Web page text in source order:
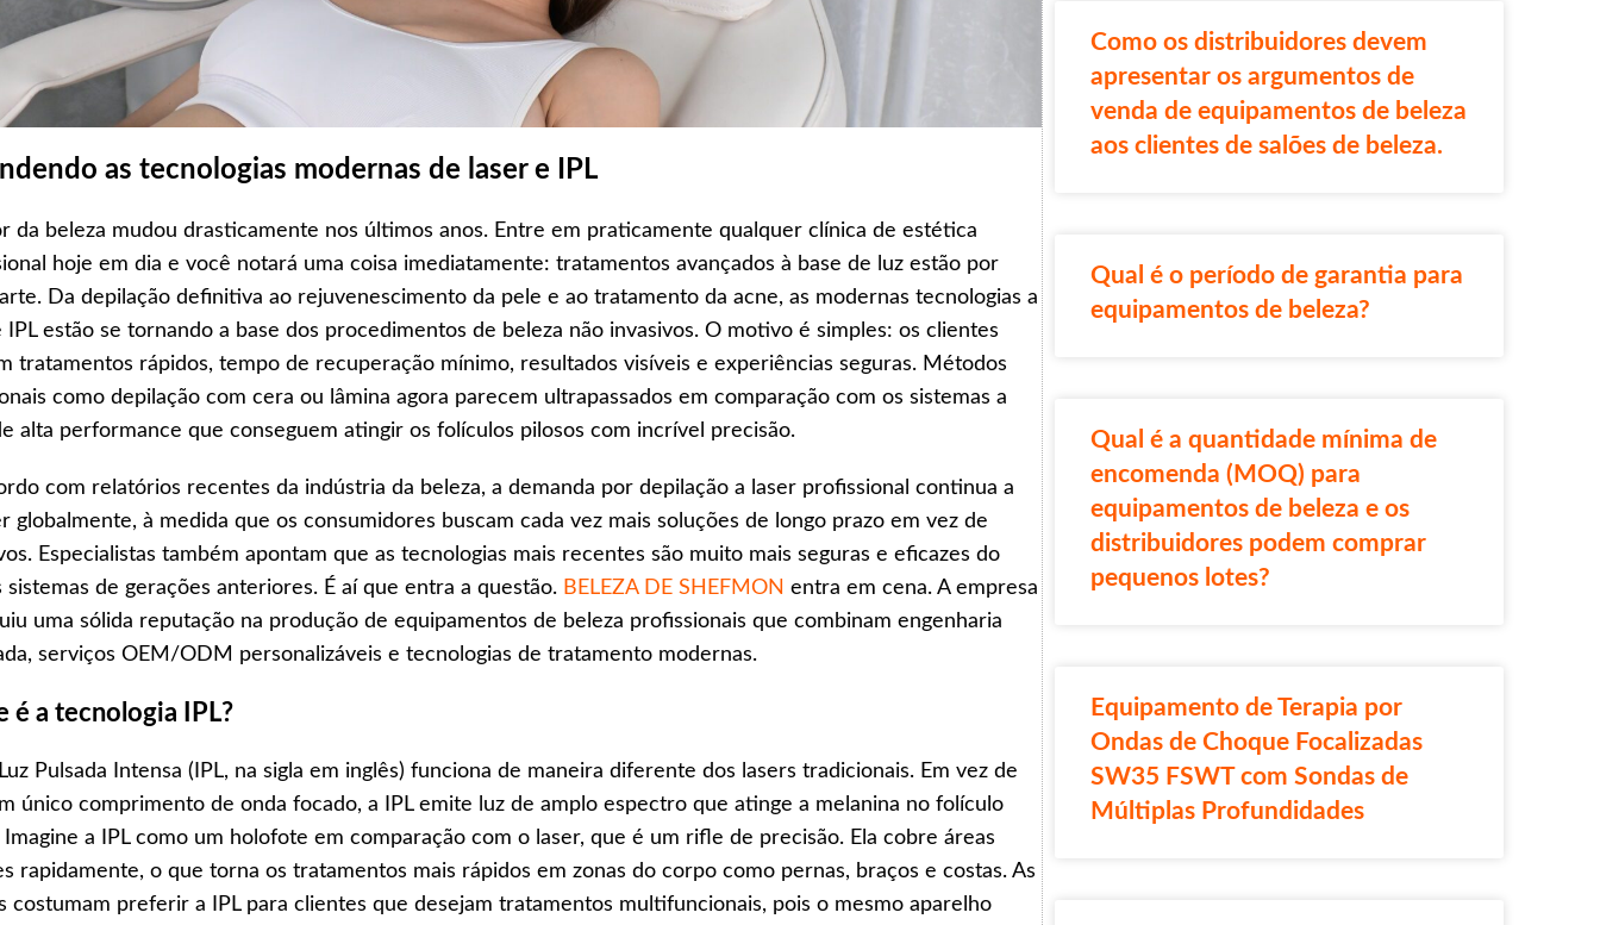
as tecnologias modernas de laser e IPL
da beleza mudou drasticamente nos últimos anos. Entre em praticamente qualquer clínica de estética
hoje em dia e você notará uma coisa imediatamente: tratamentos avançados à base de luz estão por
Da depilação definitiva ao rejuvenescimento da pele e ao tratamento da acne, as modernas tecnologias a
IPL estão se tornando a base dos procedimentos de beleza não invasivos. O motivo é simples: os clientes
tratamentos rápidos, tempo de recuperação mínimo, resultados visíveis e experiências seguras. Métodos
como depilação com cera ou lâmina agora parecem ultrapassados em comparação com os sistemas a
alta performance que conseguem atingir os folículos pilosos com incrível precisão.
com relatórios recentes da indústria da beleza, a demanda por depilação a laser profissional continua a
globalmente, à medida que os consumidores buscam cada vez mais soluções de longo prazo em vez de
Especialistas também apontam que as tecnologias mais recentes são muito mais seguras e eficazes do
sistemas de gerações anteriores. É aí que entra a questão. BELEZA DE SHEFMON entra em cena. A empresa
uma sólida reputação na produção de equipamentos de beleza profissionais que combinam engenharia
serviços OEM/ODM personalizáveis e tecnologias de tratamento modernas.
é a tecnologia IPL?
Pulsada Intensa (IPL, na sigla em inglês) funciona de maneira diferente dos lasers tradicionais. Em vez de
único comprimento de onda focado, a IPL emite luz de amplo espectro que atinge a melanina no folículo
Imagine a IPL como um holofote em comparação com o laser, que é um rifle de precisão. Ela cobre áreas
rapidamente, o que torna os tratamentos mais rápidos em zonas do corpo como pernas, braços e costas. As
costumam preferir a IPL para clientes que desejam tratamentos multifuncionais, pois o mesmo aparelho
Como os distribuidores devem
apresentar os argumentos de
venda de equipamentos de beleza
aos clientes de salões de beleza.
Qual é o período de garantia para
equipamentos de beleza?
Qual é a quantidade mínima de
encomenda (MOQ) para
equipamentos de beleza e os
distribuidores podem comprar
pequenos lotes?
Equipamento de Terapia por
Ondas de Choque Focalizadas
SW35 FSWT com Sondas de
Múltiplas Profundidades